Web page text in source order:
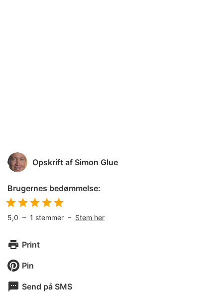
Opskrift af Simon Glue
Brugernes bedømmelse:
5,0 – 1 stemmer – Stem her
Print
Pin
Send på SMS